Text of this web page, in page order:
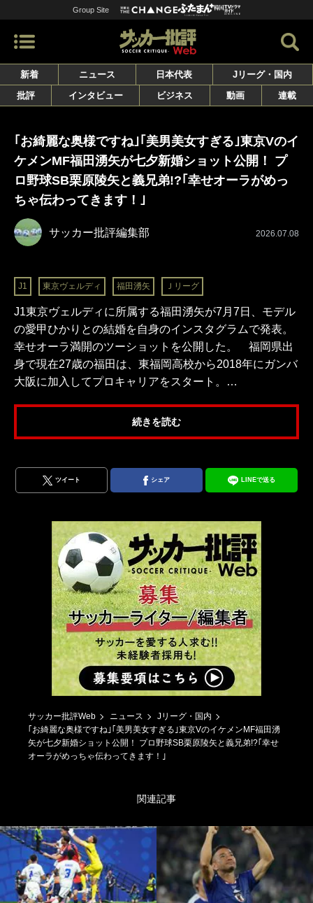
Group Site
新着 ニュース 日本代表
Jリーグ・国内
批評
インタビュー ビジネス 動画 連載
｢お綺麗な奥様ですね｣｢美男美女すぎる｣東京Vのイ
ケメンMF福田湧矢が七夕新婚ショット公開！ プ
ロ野球SB栗原陵矢と義兄弟!?｢幸せオーラがめっ
ちゃ伝わってきます！｣
サッカー批評編集部 2026.07.08
J1 東京ヴェルディ 福田湧矢 Ｊリーグ
J1東京ヴェルディに所属する福田湧矢が7月7日、モデル
の愛甲ひかりとの結婚を自身のインスタグラムで発表。
幸せオーラ満開のツーショットを公開した。 福岡県出
身で現在27歳の福田は、東福岡高校から2018年にガンバ
大阪に加入してプロキャリアをスタート。…
続きを読む
ツイート シェア LINEで送る
サッカー批評Web ニュース
Jリーグ・国内
｢お綺麗な奥様ですね｣｢美男美女すぎる｣東京VのイケメンMF福田湧
矢が七夕新婚ショット公開！ プロ野球SB栗原陵矢と義兄弟!?｢幸せ
オーラがめっちゃ伝わってきます！｣
関連記事